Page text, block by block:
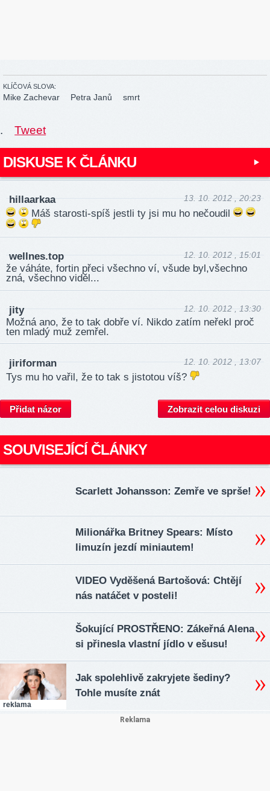
KLÍČOVÁ SLOVA:
Mike Zachevar Petra Janů smrt
. Tweet
DISKUSE K ČLÁNKU
hillaarkaa 13. 10. 2012 , 20:23
Máš starosti-spíš jestli ty jsi mu ho nečoudil
wellnes.top 12. 10. 2012 , 15:01
že váháte, fortin přeci všechno ví, všude byl,všechno
zná, všechno viděl...
jity 12. 10. 2012 , 13:30
Možná ano, že to tak dobře ví. Nikdo zatím neřekl proč
ten mladý muž zemřel.
jiriforman 12. 10. 2012 , 13:07
Tys mu ho vařil, že to tak s jistotou víš?
Přidat názor Zobrazit celou diskuzi
SOUVISEJÍCÍ ČLÁNKY
Scarlett Johansson: Zemře ve sprše!
Milionářka Britney Spears: Místo
limuzín jezdí miniautem!
VIDEO Vyděšená Bartošová: Chtějí
nás natáčet v posteli!
Šokující PROSTŘENO: Zákeřná Alena
si přinesla vlastní jídlo v ešusu!
reklama
Jak spolehlivě zakryjete šediny?
Tohle musíte znát